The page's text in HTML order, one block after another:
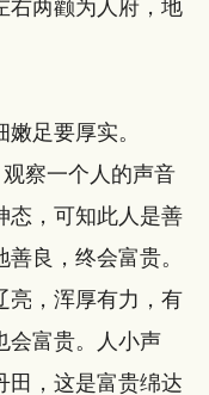
右两颧为人府，地
足要厚实。
察一个人的声音
态，可知此人是善
良，终会富贵。
亮，浑厚有力，有
会富贵。人小声
田，这是富贵绵达